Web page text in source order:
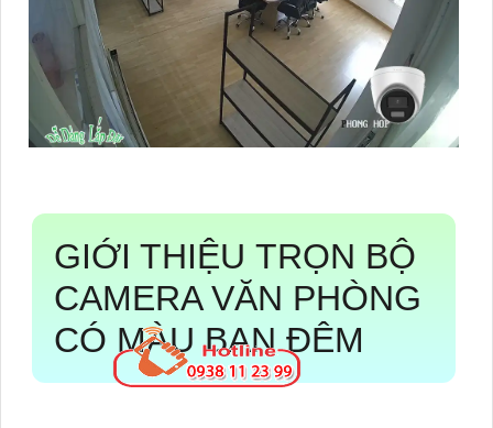
GIỚI THIỆU TRỌN BỘ
CAMERA VĂN PHÒNG
CÓ MÀU BAN ĐÊM